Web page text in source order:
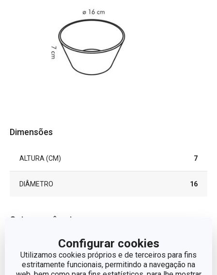
Configurar cookies
Utilizamos cookies próprios e de terceiros para fins
estritamente funcionais, permitindo a navegação na
Dimensões
ALTURA (CM) 7
DIÂMETRO 16
Outros parâmetros
ADEQUADO PARA
CONGELADOR